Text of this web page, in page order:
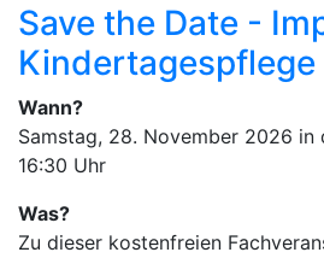
Save the Date -
Wann?
Samstag, 28. November 2026
16:30 Uhr
Was?
Zu dieser kostenfreien